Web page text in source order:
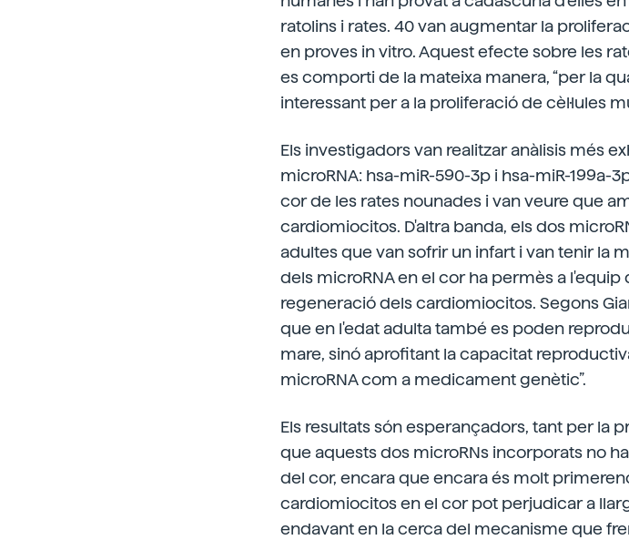
ratolins i rates. 40 van augmentar la
en proves in vitro. Aquest efecte sobre les
es comporti de la mateixa manera, “per la
interessant per a la proliferació de cèl·lules
Els investigadors van realitzar anàlisis més
microRNA: hsa-miR-590-3p i hsa-miR-199a-
cor de les rates nounades i van veure que
cardiomiocitos. D'altra banda, els dos
adultes que van sofrir un infart i van tenir la
dels microRNA en el cor ha permès a
regeneració dels cardiomiocitos. Segons
que en l'edat adulta també es poden
mare, sinó aprofitant la capacitat
microRNA com a medicament genètic”.
Els resultats són esperançadors, tant per la
que aquests dos microRNs incorporats no
del cor, encara que encara és molt
cardiomiocitos en el cor pot perjudicar a
endavant en la cerca del mecanisme que